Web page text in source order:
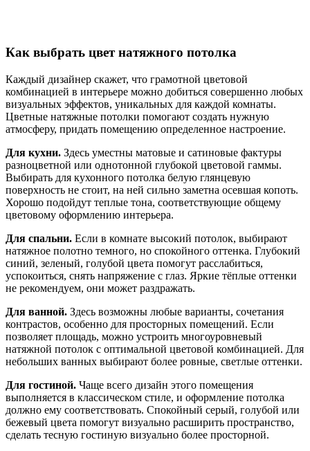
Как выбрать цвет натяжного потолка
Каждый дизайнер скажет, что грамотной цветовой
комбинацией в интерьере можно добиться совершенно любых
визуальных эффектов, уникальных для каждой комнаты.
Цветные натяжные потолки помогают создать нужную
атмосферу, придать помещению определенное настроение.
Для кухни. Здесь уместны матовые и сатиновые фактуры
разноцветной или однотонной глубокой цветовой гаммы.
Выбирать для кухонного потолка белую глянцевую
поверхность не стоит, на ней сильно заметна осевшая копоть.
Хорошо подойдут теплые тона, соответствующие общему
цветовому оформлению интерьера.
Для спальни. Если в комнате высокий потолок, выбирают
натяжное полотно темного, но спокойного оттенка. Глубокий
синий, зеленый, голубой цвета помогут расслабиться,
успокоиться, снять напряжение с глаз. Яркие тёплые оттенки
не рекомендуем, они может раздражать.
Для ванной. Здесь возможны любые варианты, сочетания
контрастов, особенно для просторных помещений. Если
позволяет площадь, можно устроить многоуровневый
натяжной потолок с оптимальной цветовой комбинацией. Для
небольших ванных выбирают более ровные, светлые оттенки.
Для гостиной. Чаще всего дизайн этого помещения
выполняется в классическом стиле, и оформление потолка
должно ему соответствовать. Спокойный серый, голубой или
бежевый цвета помогут визуально расширить пространство,
сделать тесную гостиную визуально более просторной.